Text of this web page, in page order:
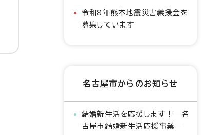
令和8年熊本地震災害義援金を
募集しています
名古屋市からのお知らせ
結婚新生活を応援します！―名
古屋市結婚新生活応援事業―